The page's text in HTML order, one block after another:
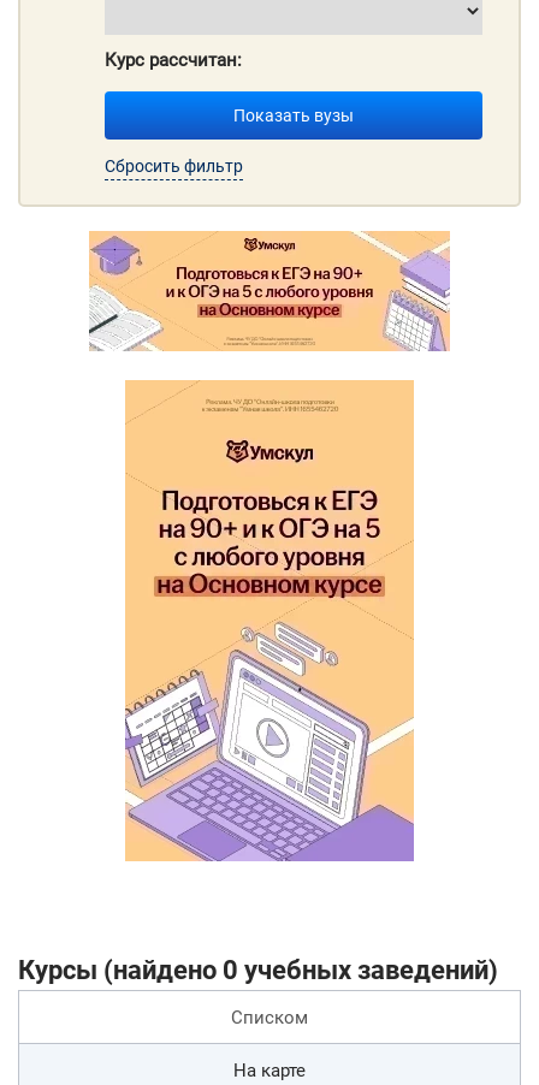
Курс рассчитан:
Показать вузы
Сбросить фильтр
Курсы (найдено 0 учебных заведений)
Списком
На карте